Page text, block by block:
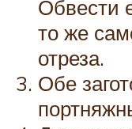
Обвести
то же
отреза.
Обе